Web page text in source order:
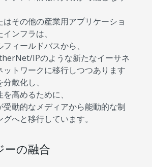
その他の産業用アプリケーショ
ンフラは、
ィールドバスから、
IPのような新たなイーサネ
ットワークに移行しつつあります
散化し、
高めるために、
受動的なメディアから能動的な制
へと移行しています。
ーの融合